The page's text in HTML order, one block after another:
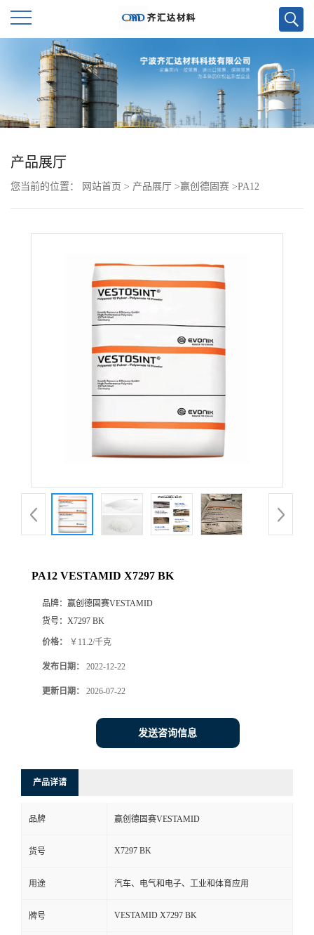
首
页
公
品
厅
系
产品展厅
您当前的位置： 网站首页 > 产品展厅 >赢创德固赛 >PA12
PA12 VESTAMID X7297 BK
品牌： 赢创德固赛VESTAMID
货号： X7297 BK
价格： ￥11.2/千克
发布日期： 2022-12-22
更新日期： 2026-07-22
发送咨询信息
产品详请
品牌 赢创德固赛VESTAMID
货号 X7297 BK
用途 汽车、电气和电子、工业和体育应用
牌号 VESTAMID X7297 BK